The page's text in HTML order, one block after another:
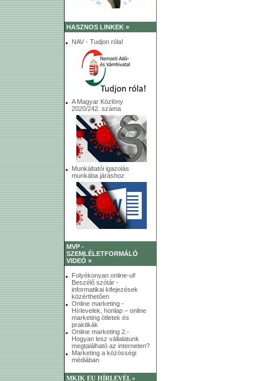
HASZNOS LINKEK »
NAV - Tudjon róla!
A Magyar Közlöny
2020/242. száma
Munkáltatói igazolás
munkába járáshoz
MVP -
SZEMLÉLETFORMÁLÓ
VIDEÓ »
Folyékonyan online-ul!
Beszélő szótár -
informatikai kifejezések
közérthetően
Online marketing -
Hírlevelek, honlap – online
marketing ötletek és
praktikák
Online marketing 2.-
Hogyan lesz vállalatunk
megtalálható az interneten?
Marketing a közösségi
médiában
MKIK EU HÍRLEVÉL »